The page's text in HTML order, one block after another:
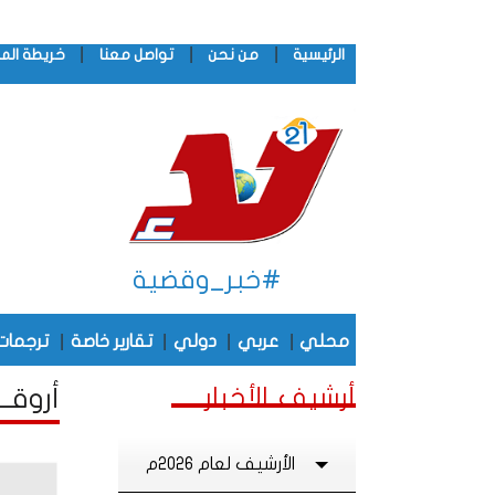
الرئيسية من نحن تواصل معنا خريطة
#خبر_وقضية
محلي عربي دولي تقارير خاصة
أرشيف الأخبار
الأرشيف لعام 2026م